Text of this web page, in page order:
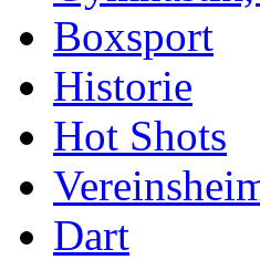
Boxsport
Historie
Hot Shots
Dart